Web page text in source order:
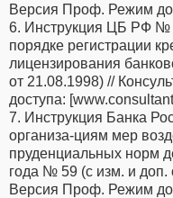
Версия Проф. Режим
6. Инструкция ЦБ РФ №
порядке регистрации
лицензирования
от 21.08.1998) //
доступа:
7. Инструкция Банка
организа-циям мер
пруденциальных норм
года № 59 (с изм. и доп.
Версия Проф. Режим